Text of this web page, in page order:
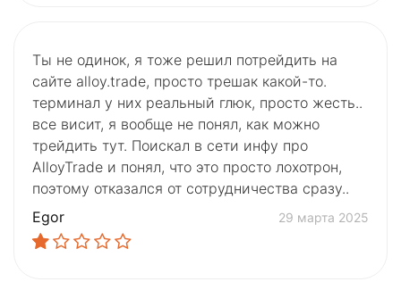
Ты не одинок, я тоже решил потрейдить на
сайте alloy.trade, просто трешак какой-то.
терминал у них реальный глюк, просто жесть..
все висит, я вообще не понял, как можно
трейдить тут. Поискал в сети инфу про
AlloyTrade и понял, что это просто лохотрон,
поэтому отказался от сотрудничества сразу..
Egor
29 марта 2025